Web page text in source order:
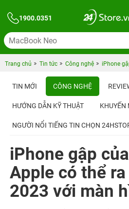
1900.0351
Trang chủ Tin tức Công nghệ iPhone
TIN MỚI CÔNG NGHỆ
HƯỚNG DẪN KỸ THUẬT KHUYẾN
NGƯỜI NỔI TIẾNG TIN CHỌN
iPhone gập
Apple có thể
2023 với màn